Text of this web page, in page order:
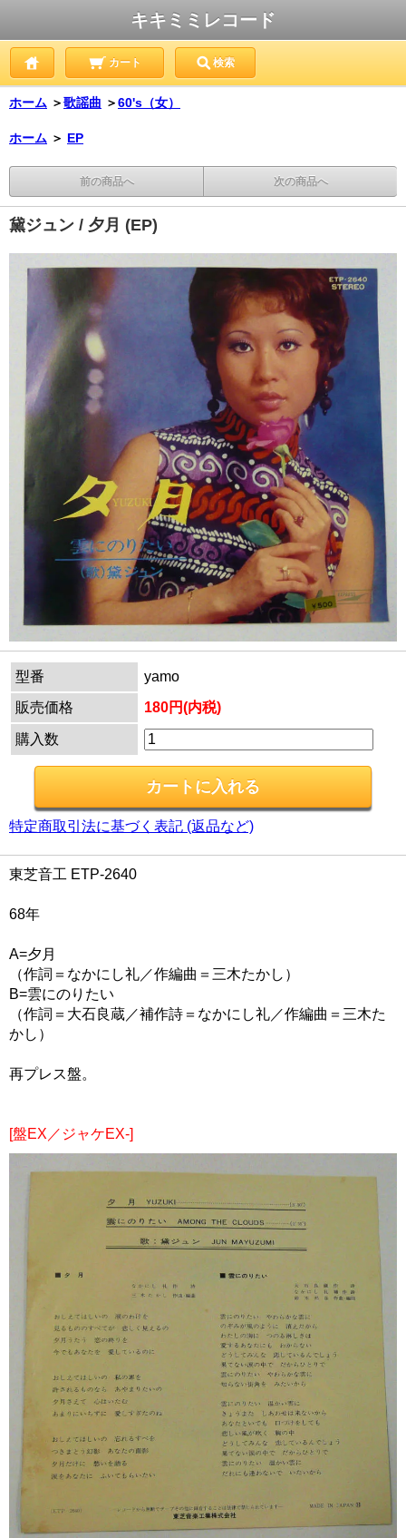
キキミミレコード
カート 検索
ホーム ＞歌謡曲 ＞60's（女）
ホーム ＞ EP
前の商品へ 次の商品へ
黛ジュン / 夕月 (EP)
型番
yamo
販売価格
180円(内税)
購入数
特定商取引法に基づく表記 (返品など)
東芝音工 ETP-2640
68年
A=夕月
（作詞＝なかにし礼／作編曲＝三木たかし）
B=雲にのりたい
（作詞＝大石良蔵／補作詩＝なかにし礼／作編曲＝三木た
かし）
再プレス盤。
[盤EX／ジャケEX-]